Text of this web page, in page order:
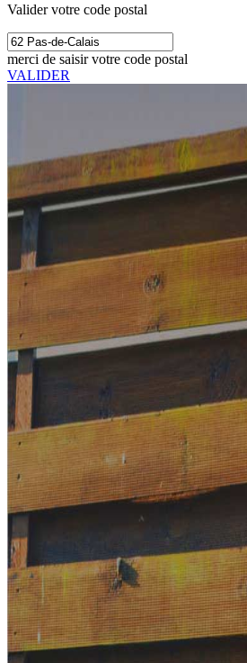
Valider votre code postal
merci de saisir votre code postal
VALIDER